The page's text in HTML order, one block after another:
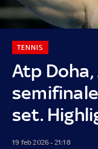
Atp
set.
TENNIS
19 feb 2026 - 21:18